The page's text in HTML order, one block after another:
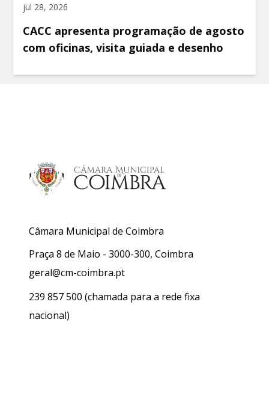
jul 28, 2026
CACC apresenta programação de agosto
com oficinas, visita guiada e desenho
Câmara Municipal de Coimbra
Praça 8 de Maio - 3000-300, Coimbra
geral@cm-coimbra.pt
239 857 500 (chamada para a rede fixa
nacional)